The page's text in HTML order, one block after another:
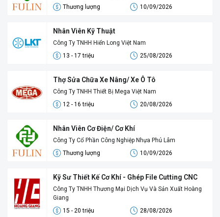
Thương lượng
10/09/2026
Nhân Viên Kỹ Thuật
Công Ty TNHH Hiển Long Việt Nam
13 - 17 triệu
25/08/2026
Thợ Sửa Chữa Xe Nâng/ Xe Ô Tô
Công Ty TNHH Thiết Bị Mega Việt Nam
12 - 16 triệu
20/08/2026
Nhân Viên Cơ Điện/ Cơ Khí
Công Ty Cổ Phần Công Nghiệp Nhựa Phú Lâm
Thương lượng
10/09/2026
Kỹ Sư Thiết Kế Cơ Khí - Ghép File Cutting CNC
Công Ty TNHH Thương Mại Dịch Vụ Và Sản Xuất Hoàng
Giang
15 - 20 triệu
28/08/2026